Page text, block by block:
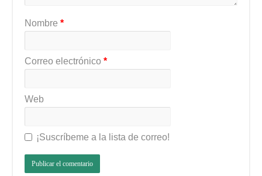
Nombre*
Correo electrónico*
Web
¡Suscríbeme a la lista de correo!